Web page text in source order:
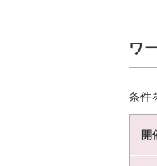
ワ
条件
開